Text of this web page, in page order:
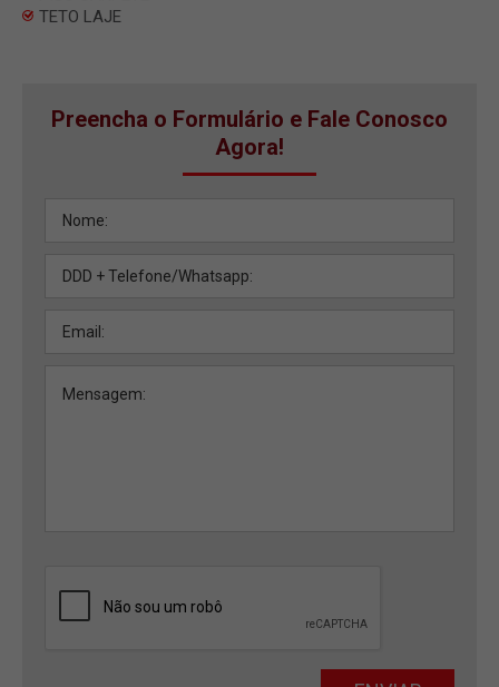
TETO LAJE
Preencha o Formulário e Fale Conosco
Agora!